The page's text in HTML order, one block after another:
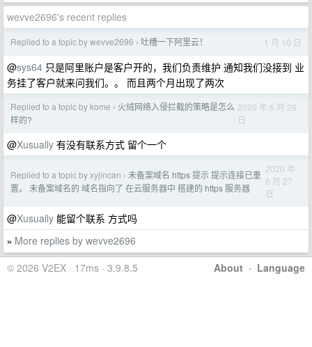
wevve2696's recent replies
Replied to a topic by wevve2696 › 吐槽一下阿里云！ 1 月 10 日
@sys64 只是阿里账户是客户开的，我们负责维护 通知我们没接到 业
务挂了客户就来问我们。。 而且两个月出现了两次
Replied to a topic by kome › 火绒网络入侵拦截的策略是怎么
样的?
2020 年 6 月 28
日
@Xusually 有没有联系方式 留个一个
Replied to a topic by xyjincan › 未备案域名 https 提示 提示连接已重
置。 未备案域名的 域名指向了 在云服务器中 搭建的 https 服务器
2020 年
6 月 27
日
@Xusually 能留个联系 方式吗
» More replies by wevve2696
About · Language
© 2026 V2EX · 17ms · 3.9.8.5